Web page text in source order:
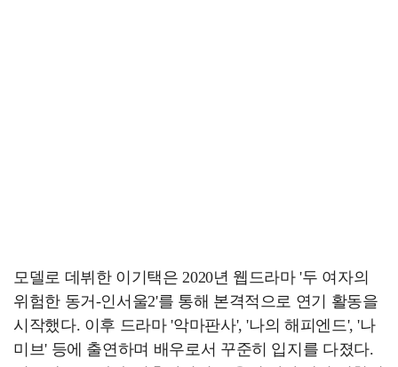
모델로 데뷔한 이기택은 2020년 웹드라마 '두 여자의
위험한 동거-인서울2'를 통해 본격적으로 연기 활동을
시작했다. 이후 드라마 '악마판사', '나의 해피엔드', '나
미브' 등에 출연하며 배우로서 꾸준히 입지를 다졌다.